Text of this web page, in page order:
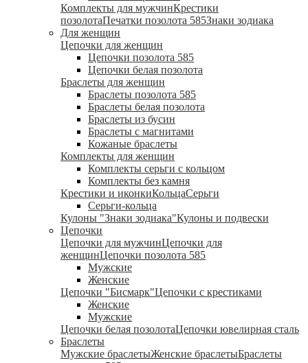
Комплекты для мужчинКрестики
позолотаПечатки позолота 585Знаки зодиака
Для женщин
Цепочки для женщин
Цепочки позолота 585
Цепочки белая позолота
Браслеты для женщин
Браслеты позолота 585
Браслеты белая позолота
Браслеты из бусин
Браслеты с магнитами
Кожаные браслеты
Комплекты для женщин
Комплекты серьги с кольцом
Комплекты без камня
Крестики и иконкиКольцаСерьги
Серьги-кольца
Кулоны "Знаки зодиака"Кулоны и подвески
Цепочки
Цепочки для мужчинЦепочки для
женщинЦепочки позолота 585
Мужские
Женские
Цепочки "Бисмарк"Цепочки с крестиками
Женские
Мужские
Цепочки белая позолотаЦепочки ювелирная сталь
Браслеты
Мужские браслетыЖенские браслетыБраслеты